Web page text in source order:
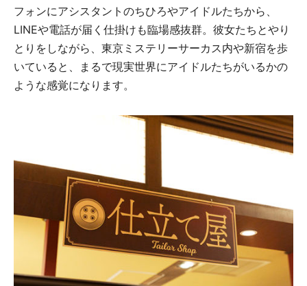
フォンにアシスタントのちひろやアイドルたちから、
LINEや電話が届く仕掛けも臨場感抜群。彼女たちとやり
とりをしながら、東京ミステリーサーカス内や新宿を歩
いていると、まるで現実世界にアイドルたちがいるかの
ような感覚になります。